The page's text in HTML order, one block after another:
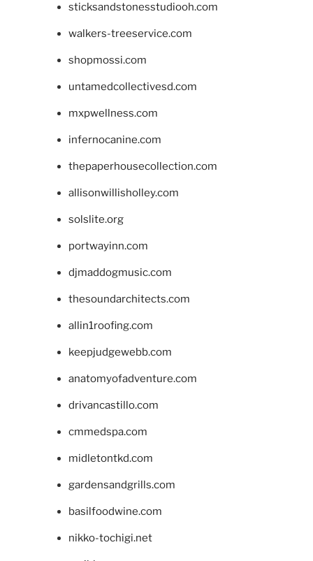
sticksandstonesstudiooh.com
walkers-treeservice.com
shopmossi.com
untamedcollectivesd.com
mxpwellness.com
infernocanine.com
thepaperhousecollection.com
allisonwillisholley.com
solslite.org
portwayinn.com
djmaddogmusic.com
thesoundarchitects.com
allin1roofing.com
keepjudgewebb.com
anatomyofadventure.com
drivancastillo.com
cmmedspa.com
midletontkd.com
gardensandgrills.com
basilfoodwine.com
nikko-tochigi.net